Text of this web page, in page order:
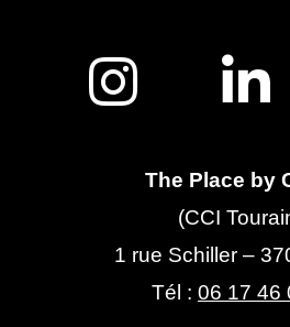
The Place by
(CCI
1 rue Schiller –
Tél : 06 17 46